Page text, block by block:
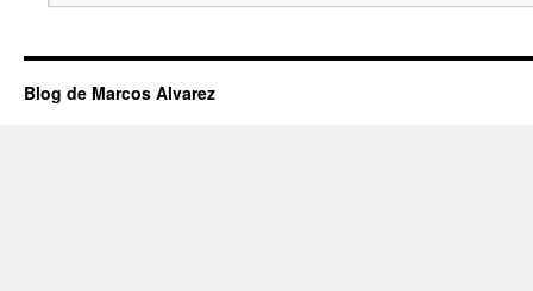
Blog de Marcos Alvarez